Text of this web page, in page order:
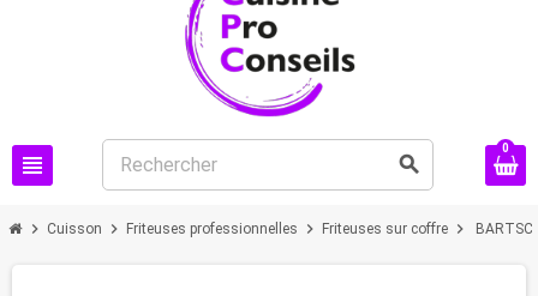
view_headline search
0
chevron_right Cuisson chevron_right Friteuses professionnelles chevron_right Friteuses sur coffre chevron_right